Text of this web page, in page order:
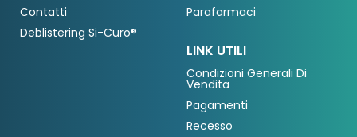
Contatti
Deblistering Si-Curo®
Parafarmaci
LINK UTILI
Condizioni Generali Di
Vendita
Pagamenti
Recesso